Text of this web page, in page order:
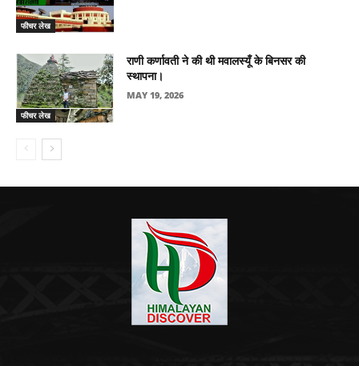
फीचर लेख
फीचर लेख
राणी कर्णावती ने की थी मवालस्यूँ के बिनसर की
स्थापना।
MAY 19, 2026